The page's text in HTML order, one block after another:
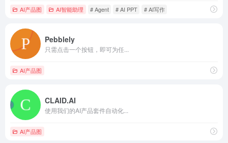
AI产品图 AI智能助理 # Agent # AI PPT # AI写作
Pebblely
只需点击一个按钮，即可为任...
AI产品图
CLAID.AI
使用我们的AI产品套件自动化...
AI产品图